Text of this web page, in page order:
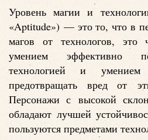
Уровень магии и
«Aptitude») — это то, что в
магов от технологов, это
умением эффективно
технологией и умением
предотвращать вред от
Персонажи с высокой
обладают лучшей
пользуются предметами